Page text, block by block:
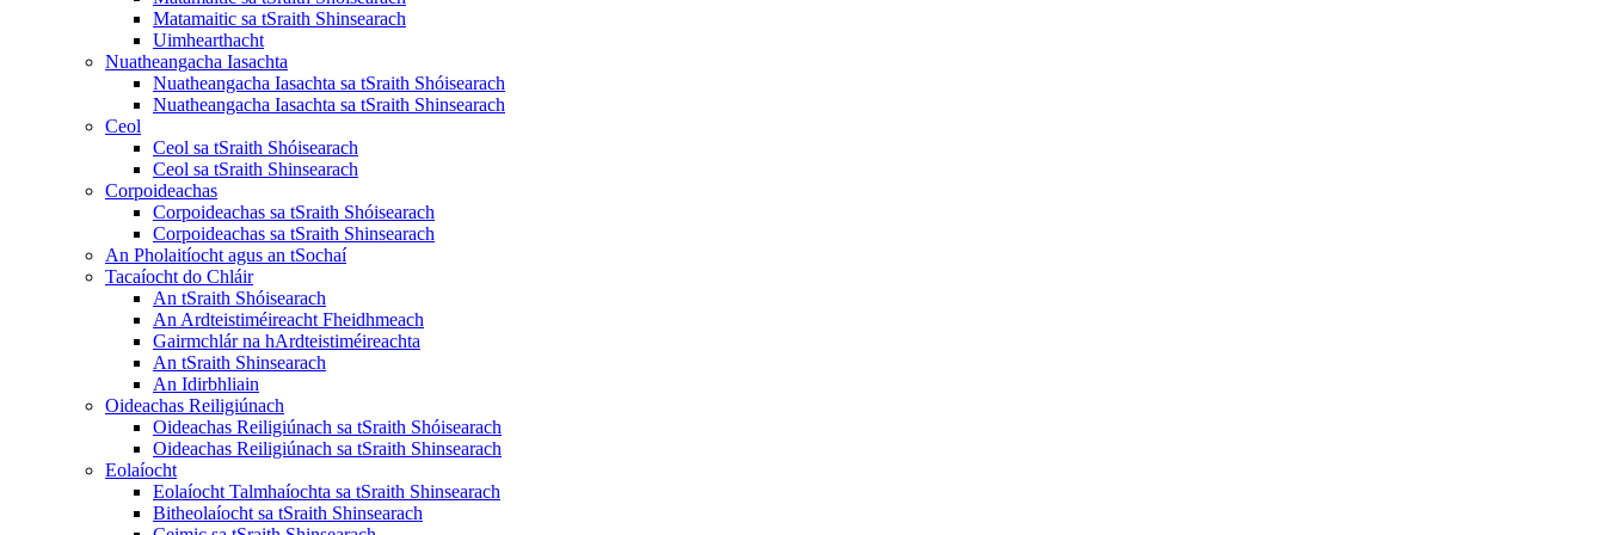
Matamaitic sa tSraith Shinsearach
Uimhearthacht
Nuatheangacha Iasachta
Nuatheangacha Iasachta sa tSraith Shóisearach
Nuatheangacha Iasachta sa tSraith Shinsearach
Ceol
Ceol sa tSraith Shóisearach
Ceol sa tSraith Shinsearach
Corpoideachas
Corpoideachas sa tSraith Shóisearach
Corpoideachas sa tSraith Shinsearach
An Pholaitíocht agus an tSochaí
Tacaíocht do Chláir
An tSraith Shóisearach
An Ardteistiméireacht Fheidhmeach
Gairmchlár na hArdteistiméireachta
An tSraith Shinsearach
An Idirbhliain
Oideachas Reiligiúnach
Oideachas Reiligiúnach sa tSraith Shóisearach
Oideachas Reiligiúnach sa tSraith Shinsearach
Eolaíocht
Eolaíocht Talmhaíochta sa tSraith Shinsearach
Bitheolaíocht sa tSraith Shinsearach